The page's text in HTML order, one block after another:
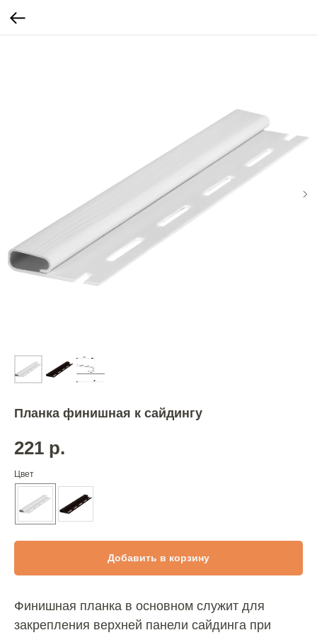
Планка финишная к сайдингу
221 р.
Цвет
Добавить в корзину
Финишная планка в основном служит для
закрепления верхней панели сайдинга при